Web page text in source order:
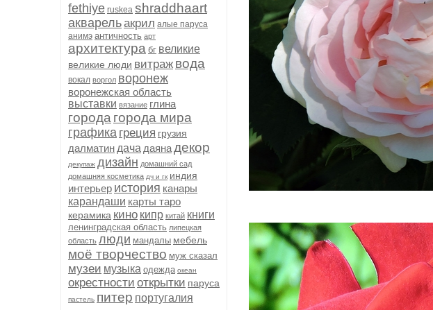
fethiye ruskea shraddhaart
акварельакрил алые паруса
анимэ античность арт
архитектура бг великие
великие люди витраж вода
вокал воргол воронеж
воронежская область
выставки вязание глина
города города мира
графика греция грузия
далматин дача даянадекор
декупаж дизайн домашний сад
домашняя косметика дч и гк индия
интерьер история канары
карандаши карты таро
керамика кино кипр китай книги
ленинградская область липецкая
область люди мандалы мебель
моё творчество муж сказал
музеи музыка одежда океан
окрестности открытки паруса
пастель питер португалия